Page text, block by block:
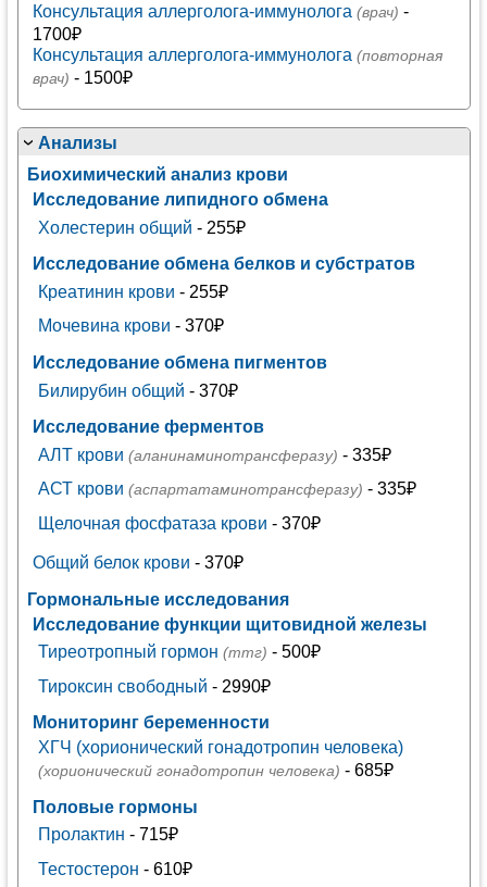
Консультация аллерголога-иммунолога (врач) -
1700₽
Консультация аллерголога-иммунолога (повторная
врач) - 1500₽
Анализы
Биохимический анализ крови
Исследование липидного обмена
Холестерин общий - 255₽
Исследование обмена белков и субстратов
Креатинин крови - 255₽
Мочевина крови - 370₽
Исследование обмена пигментов
Билирубин общий - 370₽
Исследование ферментов
АЛТ крови (аланинаминотрансферазу) - 335₽
АСТ крови (аспартатаминотрансферазу) - 335₽
Щелочная фосфатаза крови - 370₽
Общий белок крови - 370₽
Гормональные исследования
Исследование функции щитовидной железы
Тиреотропный гормон (ттг) - 500₽
Тироксин свободный - 2990₽
Мониторинг беременности
ХГЧ (хорионический гонадотропин человека)
(хорионический гонадотропин человека) - 685₽
Половые гормоны
Пролактин - 715₽
Тестостерон - 610₽